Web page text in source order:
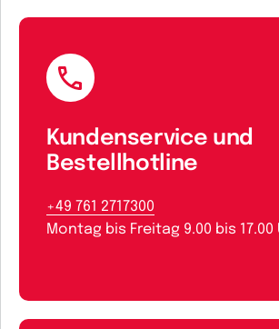
Kundenservice und
Bestellhotline
+49 761 2717300
Montag bis Freitag 9.00 bis 17.00